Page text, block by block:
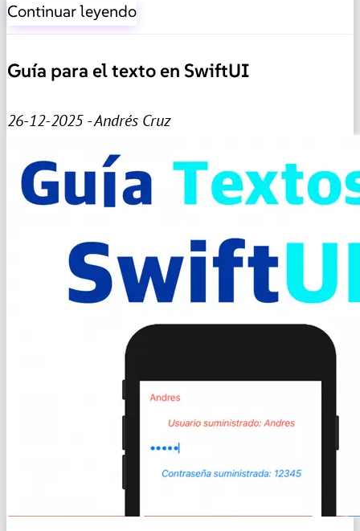
Continuar leyendo
Guía para el texto en SwiftUI
26-12-2025 - Andrés Cruz